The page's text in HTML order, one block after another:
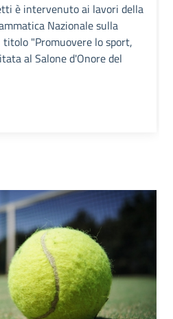
è intervenuto ai lavori della
Nazionale sulla
"Promuovere lo sport,
al Salone d'Onore del